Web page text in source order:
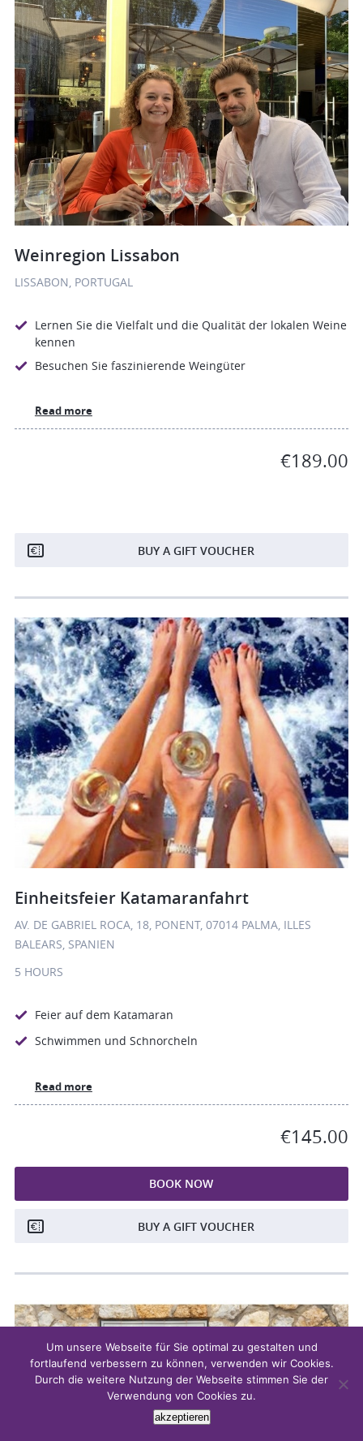
Weinregion Lissabon
LISSABON, PORTUGAL
Lernen Sie die Vielfalt und die Qualität der lokalen Weine
kennen
Besuchen Sie faszinierende Weingüter
Read more
€189.00
BUY A GIFT VOUCHER
Einheitsfeier Katamaranfahrt
AV. DE GABRIEL ROCA, 18, PONENT, 07014 PALMA, ILLES
BALEARS, SPANIEN
5 HOURS
Feier auf dem Katamaran
Schwimmen und Schnorcheln
Read more
€145.00
BOOK NOW
BUY A GIFT VOUCHER
Um unsere Webseite für Sie optimal zu gestalten und
fortlaufend verbessern zu können, verwenden wir Cookies.
Durch die weitere Nutzung der Webseite stimmen Sie der
Verwendung von Cookies zu.
akzeptieren